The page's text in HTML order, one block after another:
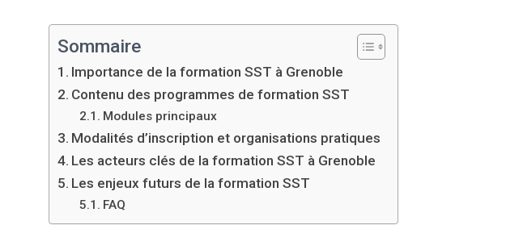
Sommaire
Importance de la formation SST à Grenoble
Contenu des programmes de formation SST
Modules principaux
Modalités d’inscription et organisations pratiques
Les acteurs clés de la formation SST à Grenoble
Les enjeux futurs de la formation SST
FAQ